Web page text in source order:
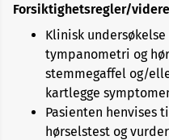
Forsiktighetsregler/
Klinisk
tympanometri og
stemmegaffel og/
kartlegge
Pasienten henvises
hørselstest og